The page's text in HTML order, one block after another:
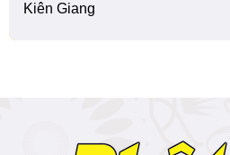
Kiên Giang